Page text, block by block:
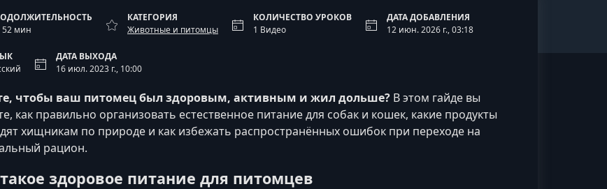
52 мин
КАТЕГОРИЯ
Животные и питомцы
КОЛИЧЕСТВО УРОКОВ
1 Видео
ДАТА ДОБАВЛЕНИЯ
12 июн. 2026 г., 03:18
ДАТА ВЫХОДА
16 июл. 2023 г., 10:00
чтобы ваш питомец был здоровым, активным и жил дольше? В этом гайде вы
как правильно организовать естественное питание для собак и кошек, какие продукты
хищникам по природе и как избежать распространённых ошибок при переходе на
рацион.
здоровое питание для питомцев